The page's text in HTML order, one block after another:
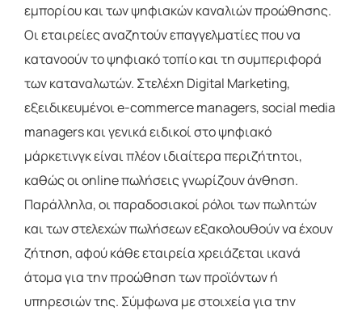
εμπορίου και των ψηφιακών καναλιών προώθησης.
Οι εταιρείες αναζητούν επαγγελματίες που να
κατανοούν το ψηφιακό τοπίο και τη συμπεριφορά
των καταναλωτών. Στελέχη Digital Marketing,
εξειδικευμένοι e-commerce managers, social media
managers και γενικά ειδικοί στο ψηφιακό
μάρκετινγκ είναι πλέον ιδιαίτερα περιζήτητοι,
καθώς οι online πωλήσεις γνωρίζουν άνθηση.
Παράλληλα, οι παραδοσιακοί ρόλοι των πωλητών
και των στελεχών πωλήσεων εξακολουθούν να έχουν
ζήτηση, αφού κάθε εταιρεία χρειάζεται ικανά
άτομα για την προώθηση των προϊόντων ή
υπηρεσιών της. Σύμφωνα με στοιχεία για την